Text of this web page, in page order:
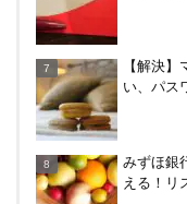
が可能
える！リ
【解決
い、パス
みずほ銀
える！リ